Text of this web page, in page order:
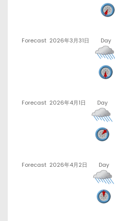
Forecast 2026年3月31日 Day
Forecast 2026年4月1日 Day
Forecast 2026年4月2日 Day